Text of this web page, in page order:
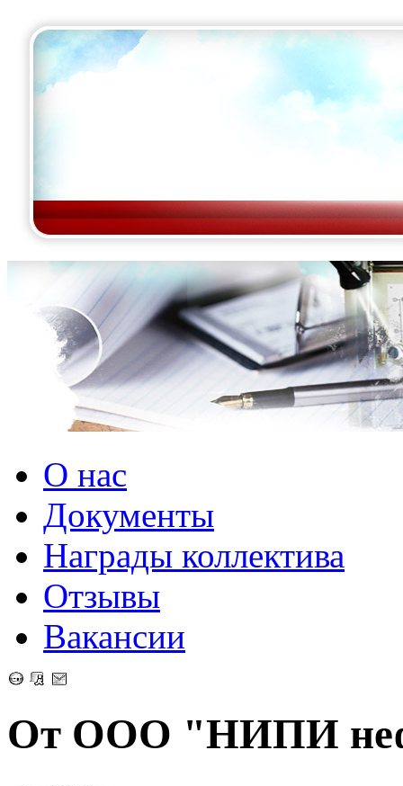
О нас
Документы
Награды коллектива
Отзывы
Вакансии
От ООО "НИПИ